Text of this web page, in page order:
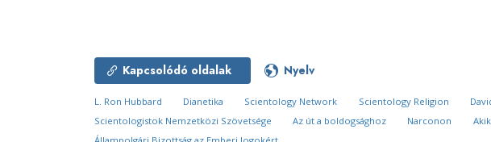
Kapcsolódó oldalak Nyelv
L. Ron Hubbard Dianetika Scientology Network Scientology Religion
Scientologistok Nemzetközi Szövetsége
Az út a boldogsághoz Narconon